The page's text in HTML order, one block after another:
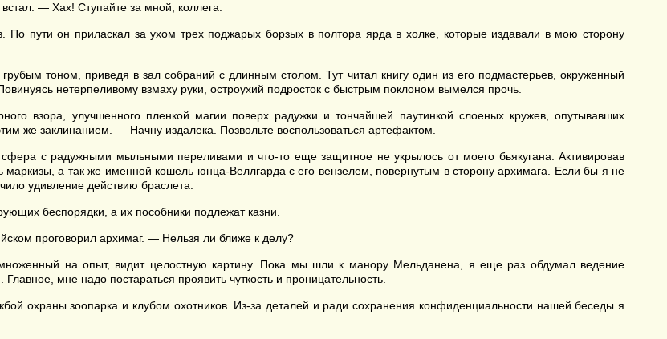
— Хах! Ступайте за мной, коллега.
пути он приласкал за ухом трех поджарых борзых в полтора ярда в холке, которые издавали в мою сторону
тоном, приведя в зал собраний с длинным столом. Тут читал книгу один из его подмастерьев, окруженный
нетерпеливому взмаху руки, остроухий подросток с быстрым поклоном вымелся прочь.
взора, улучшенного пленкой магии поверх радужки и тончайшей паутинкой слоеных кружев, опутывавших
же заклинанием. — Начну издалека. Позвольте воспользоваться артефактом.
с радужными мыльными переливами и что-то еще защитное не укрылось от моего бьякугана. Активировав
маркизы, а так же именной кошель юнца-Веллгарда с его вензелем, повернутым в сторону архимага. Если бы я не
удивление действию браслета.
беспорядки, а их пособники подлежат казни.
проговорил архимаг. — Нельзя ли ближе к делу?
на опыт, видит целостную картину. Пока мы шли к манору Мельданена, я еще раз обдумал ведение
мне надо постараться проявить чуткость и проницательность.
охраны зоопарка и клубом охотников. Из-за деталей и ради сохранения конфиденциальности нашей беседы я